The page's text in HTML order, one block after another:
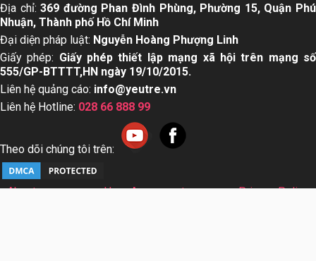
Địa chỉ:369 đường Phan Đình Phùng, Phường 15, Quận Phú
Nhuận, Thành phố Hồ Chí Minh
Đại diện pháp luật: Nguyễn Hoàng Phượng Linh
Giấy phép: Giấy phép thiết lập mạng xã hội trên mạng số
555/GP-BTTTT,HN ngày 19/10/2015.
Liên hệ quảng cáo: info@yeutre.vn
Liên hệ Hotline: 028 66 888 99
Theo dõi chúng tôi trên:
About us User Agreement
Privacy Policy